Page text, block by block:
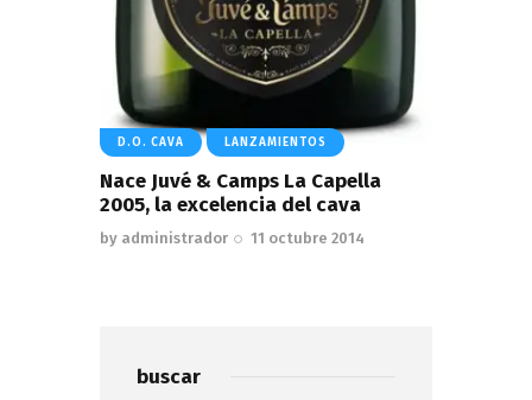
D.O. CAVA LANZAMIENTOS
Nace Juvé & Camps La Capella
2005, la excelencia del cava
by administrador 11 octubre 2014
buscar